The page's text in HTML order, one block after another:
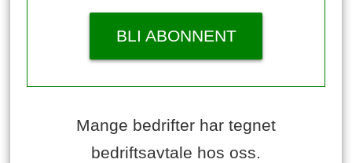
BLI ABONNENT
Mange bedrifter har tegnet
bedriftsavtale hos oss.